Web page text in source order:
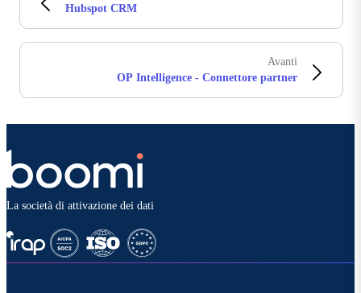
Hubspot CRM
Avanti
OP Intelligence - Connettore partner
La società di attivazione dei dati